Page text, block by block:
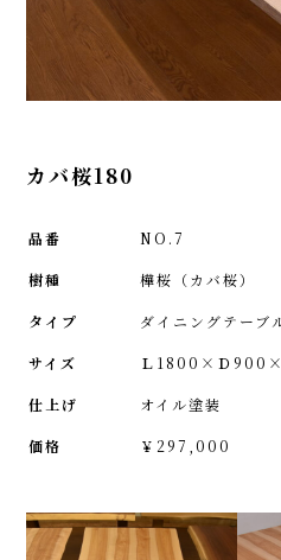
カバ桜180
品番 NO.7
樹種 樺桜（カバ桜）
タイプ ダイニングテー
サイズ Ｌ1800×Ｄ
仕上げ オイル塗装
価格 ￥297,000